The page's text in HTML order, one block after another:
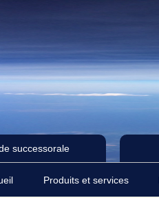
successorale
Produits et services